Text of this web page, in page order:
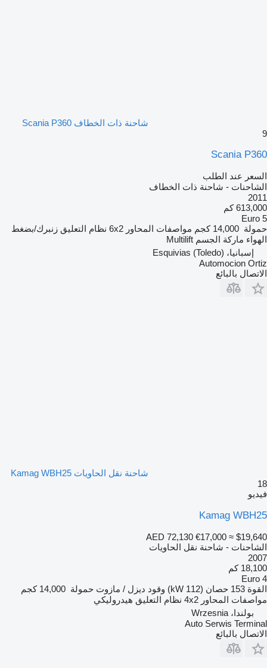
شاحنة ذات الخطاف Scania P360
9
Scania P360
السعر عند الطلب
الشاحنات - شاحنة ذات الخطاف
2011
613,000 كم
Euro 5
حمولة 14,000 كجم مواصفات المحاور 6x2 نظام التعليق زنبرك/بضغط
الهواء ماركة الجسم Multilift
إسبانيا، Esquivias (Toledo)
Automocion Ortiz
الاتصال بالبائع
شاحنة نقل الحاويات Kamag WBH25
18
فيديو
Kamag WBH25
AED 72,130 €17,000 ≈ $19,640
الشاحنات - شاحنة نقل الحاويات
2007
18,100 كم
Euro 4
القوة 153 حصان (112 kW) وقود ديزل / مازوت حمولة 14,000 كجم
مواصفات المحاور 4x2 نظام التعليق هيدروليكي
بولندا، Wrzesnia
Auto Serwis Terminal
الاتصال بالبائع